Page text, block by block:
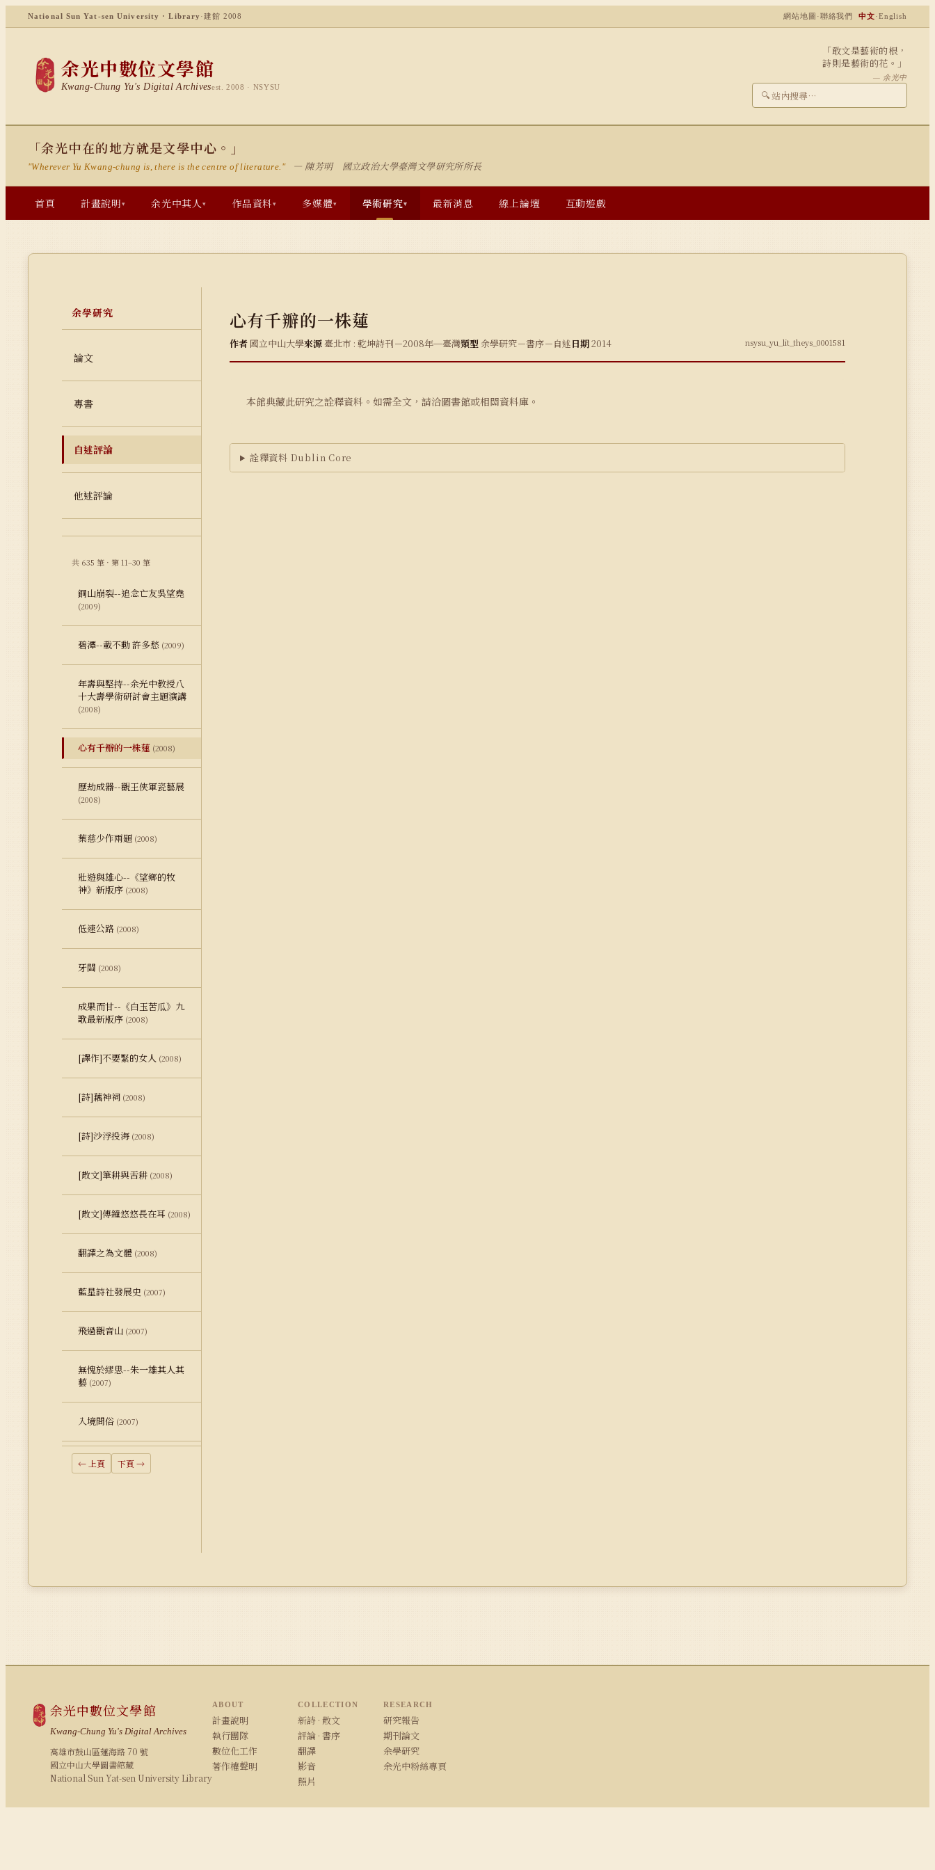
National Sun Yat-sen University · Library ·建館 2008 網站地圖 ·聯絡我們 中文·English
余光中數位文學館
Kwang-Chung Yu's Digital Archivesest. 2008 · NSYSU
「敢文是藝術的根，
詩則是藝術的花。」
— 余光中
🔍
「余光中在的地方就是文學中心。」
"Wherever Yu Kwang-chung is, there is the centre of literature." — 陳芳明 國立政治大學臺灣文學研究所所長
首頁 計畫說明▾ 余光中其人▾ 作品資料▾ 多媒體▾ 學術研究▾ 最新消息 線上論壇 互動遊戲
余學研究
論文
專書
自述評論
他述評論
共 635 筆 · 第 11–30 筆
銅山崩裂--追念亡友吳望堯
(2009)
碧潭--載不動 許多愁 (2009)
年壽與堅持--余光中教授八
十大壽學術研討會主題演講
(2008)
心有千瓣的一株蓮 (2008)
歷劫成器--觀王俠軍瓷藝展
(2008)
葉慈少作兩題 (2008)
壯遊與雄心--《望鄉的牧
神》新版序 (2008)
低速公路 (2008)
牙關 (2008)
成果而甘--《白玉苦瓜》九
歌最新版序 (2008)
[譯作]不要緊的女人 (2008)
[詩]藕神祠 (2008)
[詩]沙浮投海 (2008)
[散文]筆耕與舌耕 (2008)
[散文]傅鐘悠悠長在耳 (2008)
翻譯之為文體 (2008)
藍星詩社發展史 (2007)
飛過觀音山 (2007)
無愧於繆思--朱一雄其人其
藝 (2007)
入境問俗 (2007)
← 上頁 下頁 →
心有千瓣的一株蓮
作者 國立中山大學來源臺北市 : 乾坤詩刊－2008年─臺灣類型 余學研究－書序－自述日期2014 nsysu_yu_lit_theys_0001581
本館典藏此研究之詮釋資料。如需全文，請洽圖書館或相關資料庫。
詮釋資料 Dublin Core
余光中數位文學館
Kwang-Chung Yu's Digital Archives
高雄市鼓山區蓮海路 70 號
國立中山大學圖書館藏
National Sun Yat-sen University Library
ABOUT
計畫說明
執行團隊
數位化工作
著作權聲明
COLLECTION
新詩 · 散文
評論 · 書序
翻譯
影音
照片
RESEARCH
研究報告
期刊論文
余學研究
余光中粉絲專頁